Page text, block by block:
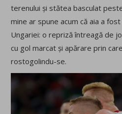
terenului și stătea basculat
mine ar spune acum că aia a
Ungariei: o repriză întreagă de
cu gol marcat și apărare prin
rostogolindu-se.